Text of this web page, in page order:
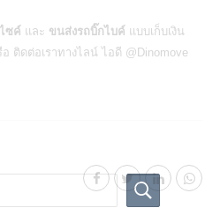
ซค์ และ ขนส่งรถบิ๊กไบค์ แบบเก็บเงิน
ติดต่อเราทางไลน์ ไอดี @Dinomove